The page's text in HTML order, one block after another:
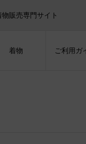
販売専門サイト
着物 ご利用ガ